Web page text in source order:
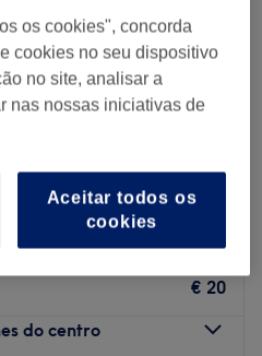
de Beleza
no mapa
€ 20
do centro
os cookies", concorda
cookies no seu dispositivo
no site, analisar a
nas nossas iniciativas de
Aceitar todos os
cookies